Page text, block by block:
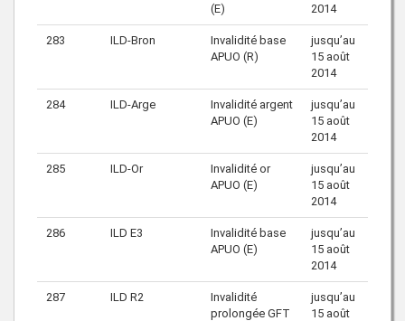
(E)
2014
283 ILD-Bron
Invalidité base
APUO (R)
jusqu’au
15 août
2014
284 ILD-Arge
Invalidité argent
APUO (E)
jusqu’au
15 août
2014
285 ILD-Or
Invalidité or
APUO (E)
jusqu’au
15 août
2014
286 ILD E3
Invalidité base
APUO (E)
jusqu’au
15 août
2014
287 ILD R2
Invalidité
prolongée GFT
jusqu’au
15 août